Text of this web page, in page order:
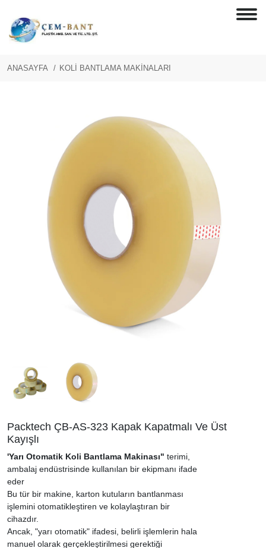
ANASAYFA KOLİ BANTLAMA MAKİNALARI
Packtech ÇB-AS-323 Kapak Kapatmalı Ve Üst
Kayışlı
'Yarı Otomatik Koli Bantlama Makinası" terimi,
ambalaj endüstrisinde kullanılan bir ekipmanı ifade
eder
Bu tür bir makine, karton kutuların bantlanması
işlemini otomatikleştiren ve kolaylaştıran bir
cihazdır.
Ancak, "yarı otomatik" ifadesi, belirli işlemlerin hala
manuel olarak gerçekleştirilmesi gerektiği